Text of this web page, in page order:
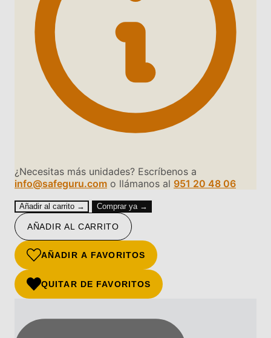
¿Necesitas más unidades? Escríbenos a
info@safeguru.com o llámanos al 951 20 48 06
Añadir al carrito → Comprar ya →
AÑADIR AL CARRITO
AÑADIR A FAVORITOS
QUITAR DE FAVORITOS